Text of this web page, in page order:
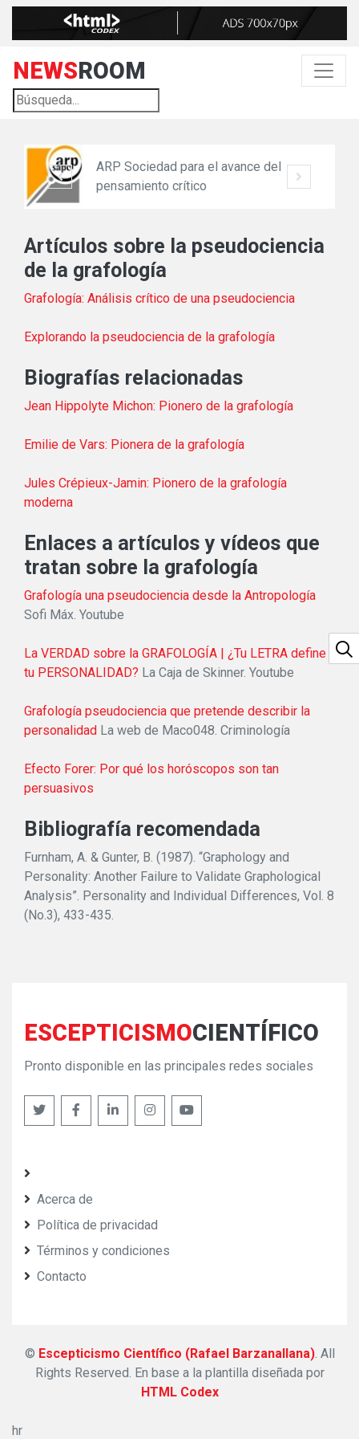
NEWSROOM
ARP Sociedad para el avance del
pensamiento crítico
Artículos sobre la pseudociencia
de la grafología
Grafología: Análisis crítico de una pseudociencia
Explorando la pseudociencia de la grafología
Biografías relacionadas
Jean Hippolyte Michon: Pionero de la grafología
Emilie de Vars: Pionera de la grafología
Jules Crépieux-Jamin: Pionero de la grafología
moderna
Enlaces a artículos y vídeos que
tratan sobre la grafología
Grafología una pseudociencia desde la Antropología
Sofi Máx. Youtube
La VERDAD sobre la GRAFOLOGÍA | ¿Tu LETRA define
tu PERSONALIDAD? La Caja de Skinner. Youtube
Grafología pseudociencia que pretende describir la
personalidad La web de Maco048. Criminología
Efecto Forer: Por qué los horóscopos son tan
persuasivos
Bibliografía recomendada
Furnham, A. & Gunter, B. (1987). “Graphology and
Personality: Another Failure to Validate Graphological
Analysis”. Personality and Individual Differences, Vol. 8
(No.3), 433-435.
ESCEPTICISMOCIENTÍFICO
Pronto disponible en las principales redes sociales
Acerca de
Política de privacidad
Términos y condiciones
Contacto
© Escepticismo Científico (Rafael Barzanallana). All
Rights Reserved. En base a la plantilla diseñada por
HTML Codex
hr